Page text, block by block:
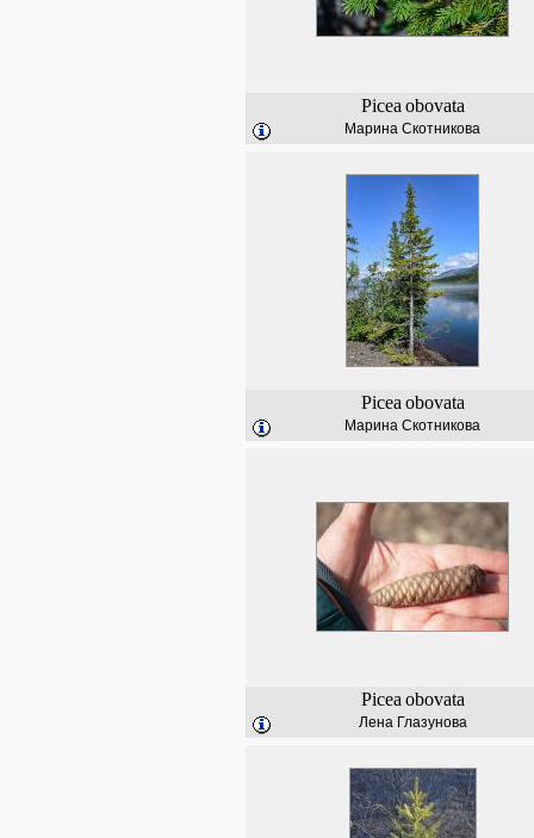
Picea obovata
Марина Скотникова
Picea obovata
Марина Скотникова
Picea obovata
Лена Глазунова